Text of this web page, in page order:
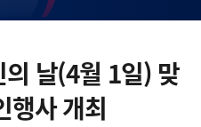
날(4월 1일) 맞
행사 개최